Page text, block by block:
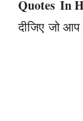
Quotes In
दीजिए जो आप